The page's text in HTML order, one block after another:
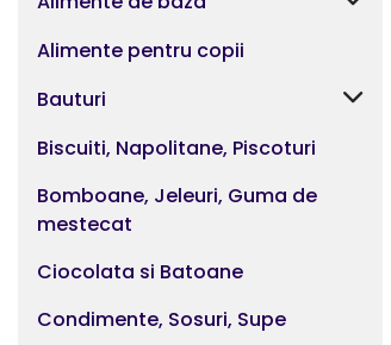
Alimente pentru copii
Bauturi
Biscuiti, Napolitane, Piscoturi
Bomboane, Jeleuri, Guma de
mestecat
Ciocolata si Batoane
Condimente, Sosuri, Supe